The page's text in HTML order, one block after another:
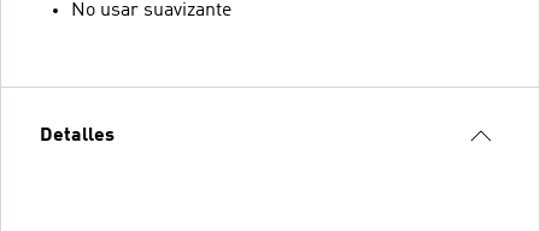
No usar suavizante
Detalles